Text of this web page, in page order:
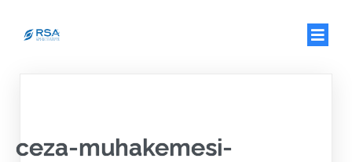
ceza-muhakemesi-